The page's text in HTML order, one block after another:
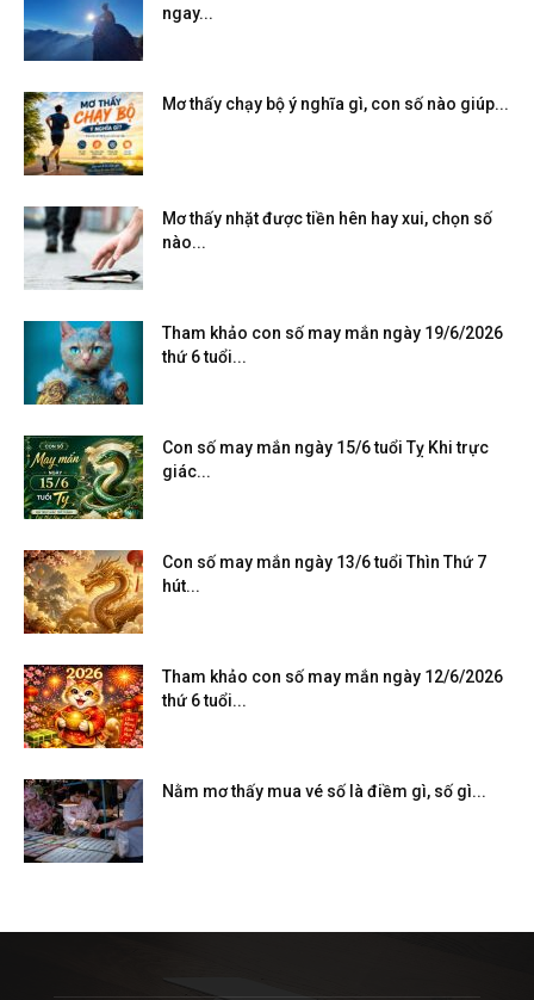
ngay...
Mơ thấy chạy bộ ý nghĩa gì, con số nào giúp...
Mơ thấy nhặt được tiền hên hay xui, chọn số
nào...
Tham khảo con số may mắn ngày 19/6/2026
thứ 6 tuổi...
Con số may mắn ngày 15/6 tuổi Tỵ Khi trực
giác...
Con số may mắn ngày 13/6 tuổi Thìn Thứ 7
hút...
Tham khảo con số may mắn ngày 12/6/2026
thứ 6 tuổi...
Nằm mơ thấy mua vé số là điềm gì, số gì...